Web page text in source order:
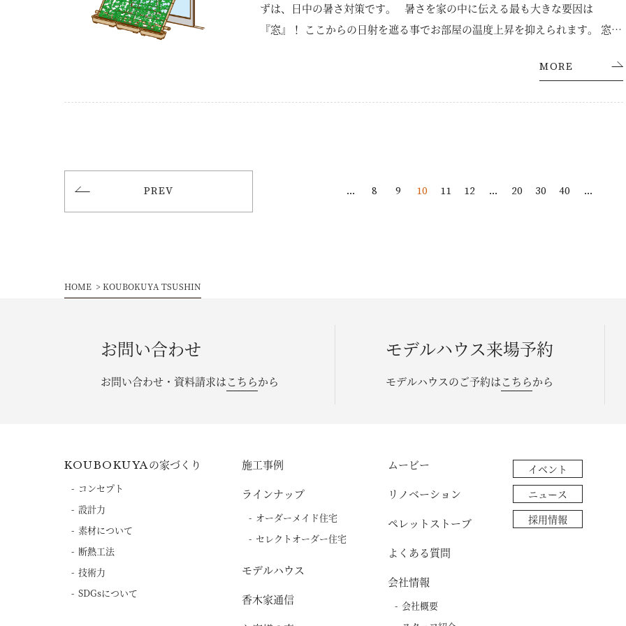
ずは、日中の暑さ対策です。 暑さを家の中に伝える最も大きな要因は
『窓』！ ここからの日射を遮る事でお部屋の温度上昇を抑えられます。 窓の
です。 シャッター付の窓ならシャッターを少し下しておくと日射を遮ること
MORE
PREV ... 8 9 10 11 12 ... 20 30 40 ...
HOME KOUBOKUYA TSUSHIN
お問い合わせ
お問い合わせ・資料請求はこちらから
モデルハウス来場予約
モデルハウスのご予約はこちらから
KOUBOKUYAの家づくり
コンセプト
設計力
素材について
断熱工法
技術力
SDGsについて
施工事例
ラインナップ
オーダーメイド住宅
セレクトオーダー住宅
モデルハウス
香木家通信
ムービー
リノベーション
ペレットストーブ
よくある質問
会社情報
会社概要
イベント
ニュース
採用情報